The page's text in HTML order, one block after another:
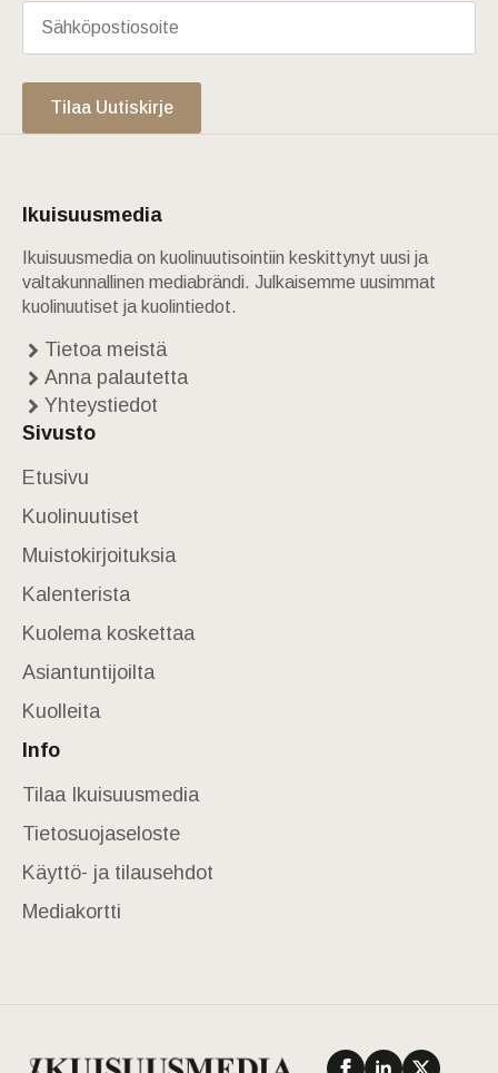
Tilaa Uutiskirje
Ikuisuusmedia
Ikuisuusmedia on kuolinuutisointiin keskittynyt uusi ja
valtakunnallinen mediabrändi. Julkaisemme uusimmat
kuolinuutiset ja kuolintiedot.
Tietoa meistä
Anna palautetta
Yhteystiedot
Sivusto
Etusivu
Kuolinuutiset
Muistokirjoituksia
Kalenterista
Kuolema koskettaa
Asiantuntijoilta
Kuolleita
Info
Tilaa Ikuisuusmedia
Tietosuojaseloste
Käyttö- ja tilausehdot
Mediakortti